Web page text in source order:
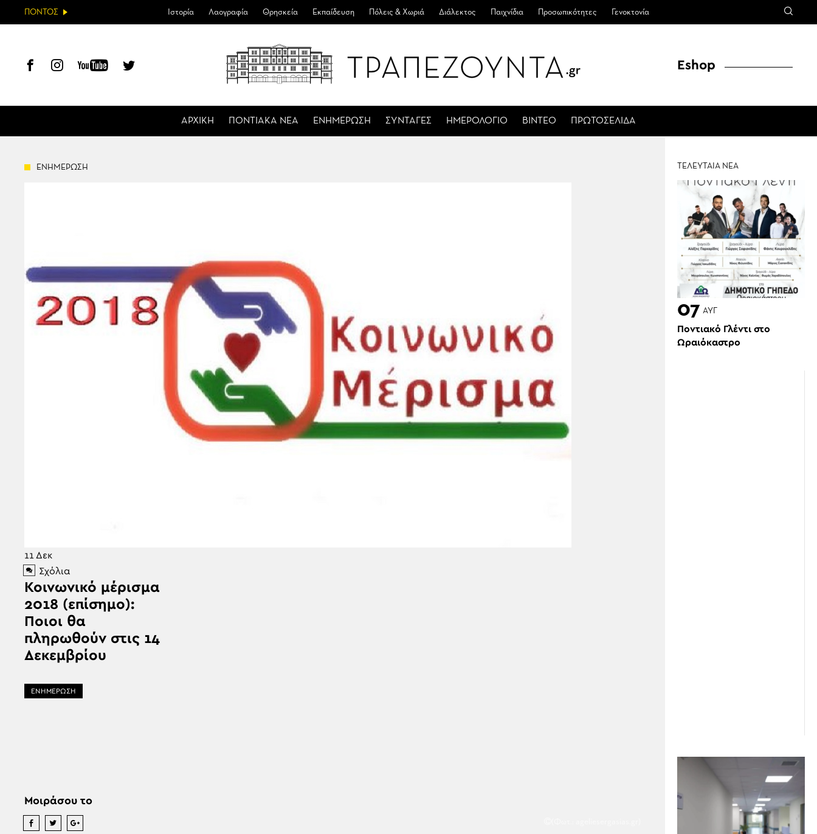
ΠΟΝΤΟΣ Ιστορία Λαογραφία Θρησκεία Εκπαίδευση Πόλεις & Χωριά Διάλεκτος Παιχνίδια Προσωπικότητες Γενοκτονία
ΑΡΧΙΚΗ ΠΟΝΤΙΑΚΑ ΝΕΑ ΕΝΗΜΕΡΩΣΗ ΣΥΝΤΑΓΕΣ ΗΜΕΡΟΛΟΓΙΟ ΒΙΝΤΕΟ ΠΡΩΤΟΣΕΛΙΔΑ
Eshop
ΕΝΗΜΕΡΩΣΗ
11 Δεκ
Σχόλια
Κοινωνικό μέρισμα
2018 (επίσημο):
Ποιοι θα
πληρωθούν στις 14
Δεκεμβρίου
ΕΝΗΜΕΡΩΣΗ
Μοιράσου το
ΤΕΛΕΥΤΑΙΑ ΝΕΑ
07 ΑΥΓ
Ποντιακό Γλέντι στο
Ωραιόκαστρο